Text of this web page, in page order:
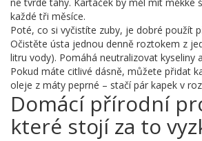
každé tři měsíce.
Poté, co si vyčistíte zuby, je dobré použít
Očistěte ústa jednou denně roztokem z
litru vody). Pomáhá neutralizovat kyseliny
Pokud máte citlivé dásně, můžete přidat
oleje z máty peprné – stačí pár kapek v
Domácí přírodní
které stojí za to